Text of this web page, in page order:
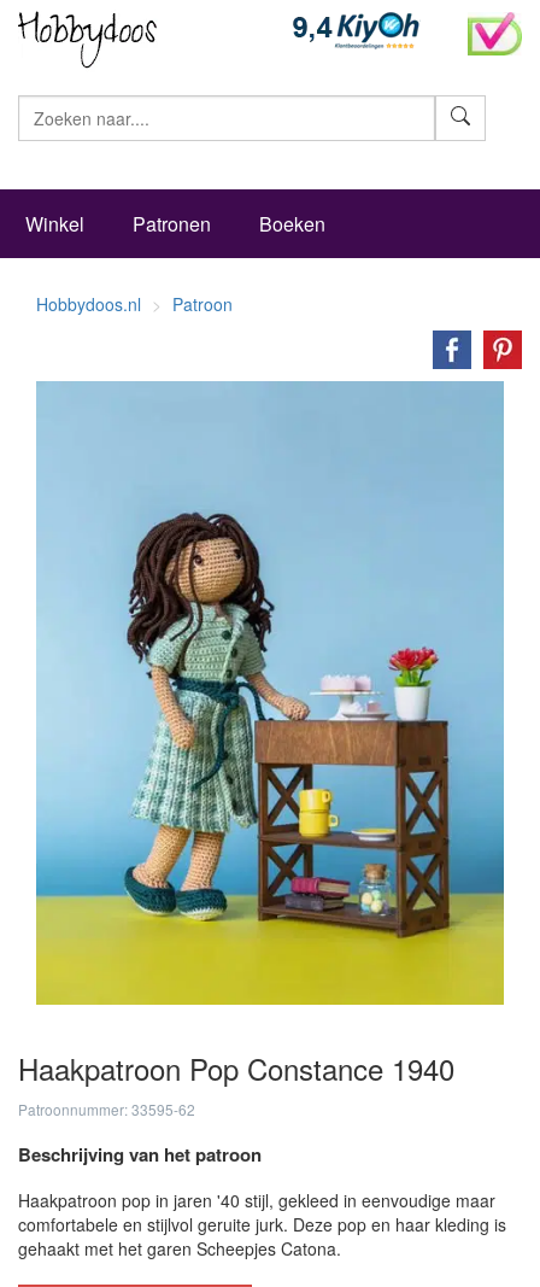
Winkel Patronen Boeken
Hobbydoos.nl Patroon
Haakpatroon Pop Constance 1940
Patroonnummer: 33595-62
Beschrijving van het patroon
Haakpatroon pop in jaren '40 stijl, gekleed in eenvoudige maar
comfortabele en stijlvol geruite jurk. Deze pop en haar kleding is
gehaakt met het garen Scheepjes Catona.